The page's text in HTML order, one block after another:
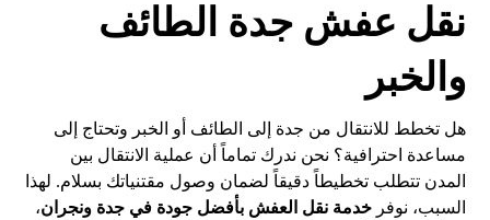
نقل عفش جدة الطائف
والخبر
هل تخطط للانتقال من جدة إلى الطائف أو الخبر وتحتاج إلى
مساعدة احترافية؟ نحن ندرك تماماً أن عملية الانتقال بين
المدن تتطلب تخطيطاً دقيقاً لضمان وصول مقتنياتك بسلام. لهذا
السبب، نوفرخدمة نقل العفش بأفضل جودة في جدة ونجران،